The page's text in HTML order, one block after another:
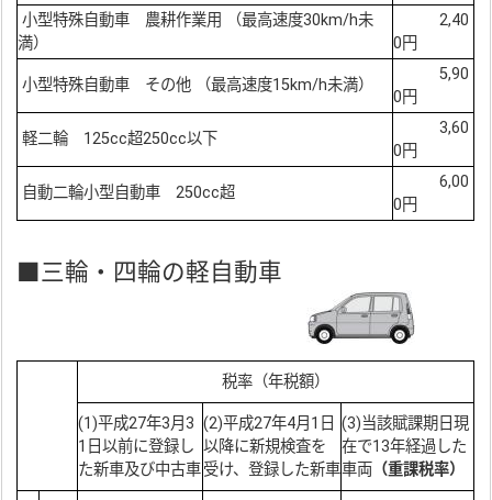
小型特殊自動車 農耕作業用 （最高速度30km/h未
満）
2,40
0円
小型特殊自動車 その他 （最高速度15km/h未満）
5,90
0円
軽二輪 125cc超250cc以下
3,60
0円
自動二輪小型自動車 250cc超
6,00
0円
■三輪・四輪の軽自動車
税率（年税額）
(1)平成27年3月3
1日以前に登録し
た新車及び中古車
(2)平成27年4月1日
以降に新規検査を
受け、登録した新車
(3)当該賦課期日現
在で13年経過した
車両 （重課税率）